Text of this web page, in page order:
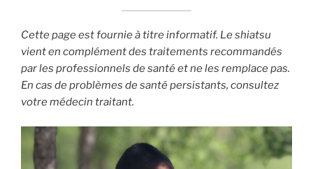
Cette page est fournie à titre informatif. Le shiatsu
vient en complément des traitements recommandés
par les professionnels de santé et ne les remplace pas.
En cas de problèmes de santé persistants, consultez
votre médecin traitant.